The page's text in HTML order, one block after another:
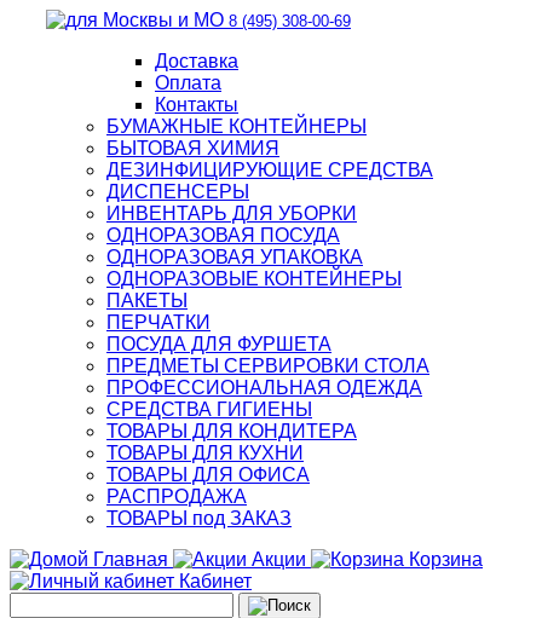
8 (495) 308-00-69
Доставка
Оплата
Контакты
БУМАЖНЫЕ КОНТЕЙНЕРЫ
БЫТОВАЯ ХИМИЯ
ДЕЗИНФИЦИРУЮЩИЕ СРЕДСТВА
ДИСПЕНСЕРЫ
ИНВЕНТАРЬ ДЛЯ УБОРКИ
ОДНОРАЗОВАЯ ПОСУДА
ОДНОРАЗОВАЯ УПАКОВКА
ОДНОРАЗОВЫЕ КОНТЕЙНЕРЫ
ПАКЕТЫ
ПЕРЧАТКИ
ПОСУДА ДЛЯ ФУРШЕТА
ПРЕДМЕТЫ СЕРВИРОВКИ СТОЛА
ПРОФЕССИОНАЛЬНАЯ ОДЕЖДА
СРЕДСТВА ГИГИЕНЫ
ТОВАРЫ ДЛЯ КОНДИТЕРА
ТОВАРЫ ДЛЯ КУХНИ
ТОВАРЫ ДЛЯ ОФИСА
РАСПРОДАЖА
ТОВАРЫ под ЗАКАЗ
Главная
Акции
Корзина
Кабинет